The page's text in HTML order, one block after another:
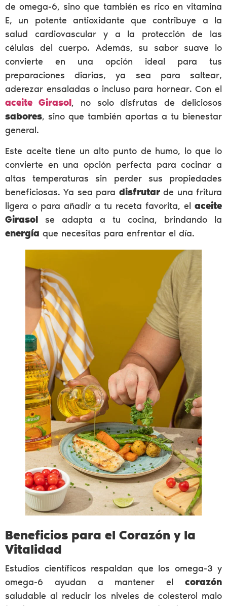
de omega-6, sino que también es rico en vitamina
E, un potente antioxidante que contribuye a la
salud cardiovascular y a la protección de las
células del cuerpo. Además, su sabor suave lo
convierte en una opción ideal para tus
preparaciones diarias, ya sea para saltear,
aderezar ensaladas o incluso para hornear. Con el
aceite Girasol, no solo disfrutas de deliciosos
sabores, sino que también aportas a tu bienestar
general.
Este aceite tiene un alto punto de humo, lo que lo
convierte en una opción perfecta para cocinar a
altas temperaturas sin perder sus propiedades
beneficiosas. Ya sea para disfrutarde una fritura
ligera o para añadir a tu receta favorita, el aceite
Girasol se adapta a tu cocina, brindando la
energía que necesitas para enfrentar el día.
Beneficios para el Corazón y la
Vitalidad
Estudios científicos respaldan que los omega-3 y
omega-6 ayudan a mantener el corazón
saludable al reducir los niveles de colesterol malo